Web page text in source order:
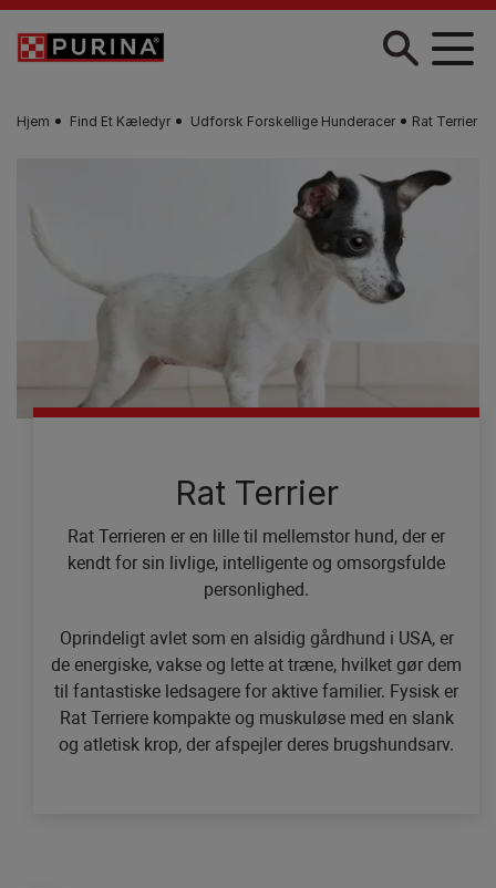
Gå til hovedindhold
Hjem Find Et Kæledyr Udforsk Forskellige Hunderacer Rat Terrier
Rat Terrier
Rat Terrieren er en lille til mellemstor hund, der er
kendt for sin livlige, intelligente og omsorgsfulde
personlighed.
Oprindeligt avlet som en alsidig gårdhund i USA, er
de energiske, vakse og lette at træne, hvilket gør dem
til fantastiske ledsagere for aktive familier. Fysisk er
Rat Terriere kompakte og muskuløse med en slank
og atletisk krop, der afspejler deres brugshundsarv.